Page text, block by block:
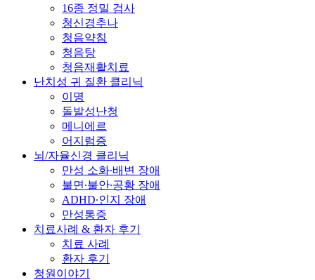
16종 정밀 검사
청신경추나
청음약침
청음탕
청음재활치료
난치성 귀 질환 클리닉
이명
돌발성난청
메니에르
어지럼증
뇌/자율신경 클리닉
만성 소화∙배변 장애
불면∙불안∙공황 장애
ADHD∙인지 장애
만성통증
치료사례 & 환자 후기
치료 사례
환자 후기
청원이야기